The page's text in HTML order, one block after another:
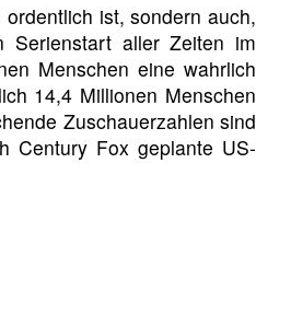
ist, sondern auch,
Serienstart aller Zeiten im
Menschen eine wahrlich
14,4 Millionen Menschen
Zuschauerzahlen sind
Century Fox geplante US-